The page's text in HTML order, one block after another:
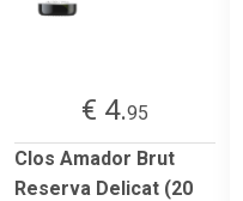
€ 4.95
Clos Amador Brut
Reserva Delicat (20